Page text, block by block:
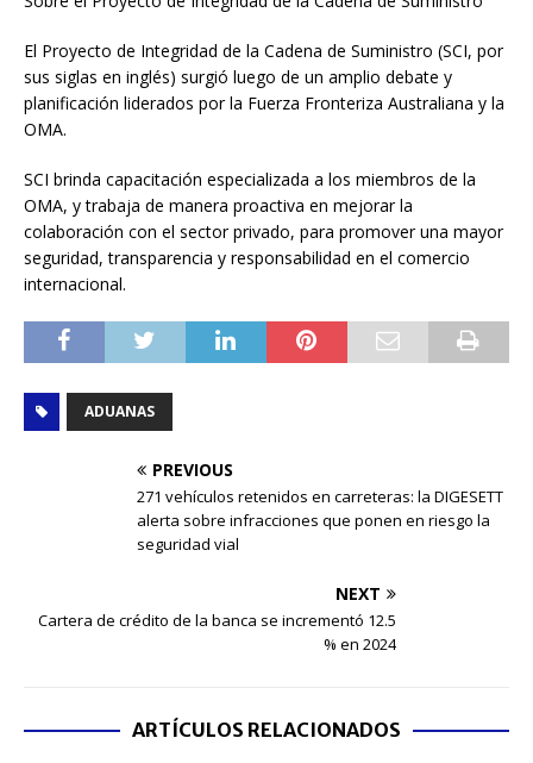
El Proyecto de Integridad de la Cadena de Suministro (SCI, por
sus siglas en inglés) surgió luego de un amplio debate y
planificación liderados por la Fuerza Fronteriza Australiana y la
OMA.
SCI brinda capacitación especializada a los miembros de la
OMA, y trabaja de manera proactiva en mejorar la
colaboración con el sector privado, para promover una mayor
seguridad, transparencia y responsabilidad en el comercio
internacional.
ADUANAS
PREVIOUS
271 vehículos retenidos en carreteras: la DIGESETT
alerta sobre infracciones que ponen en riesgo la
seguridad vial
NEXT
Cartera de crédito de la banca se incrementó 12.5
% en 2024
ARTÍCULOS RELACIONADOS